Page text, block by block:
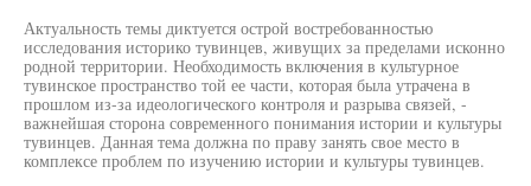
Актуальность темы диктуется острой востребованностью
исследования историко тувинцев, живущих за пределами исконно
родной территории. Необходимость включения в культурное
тувинское пространство той ее части, которая была утрачена в
прошлом из-за идеологического контроля и разрыва связей, -
важнейшая сторона современного понимания истории и культуры
тувинцев. Данная тема должна по праву занять свое место в
комплексе проблем по изучению истории и культуры тувинцев.